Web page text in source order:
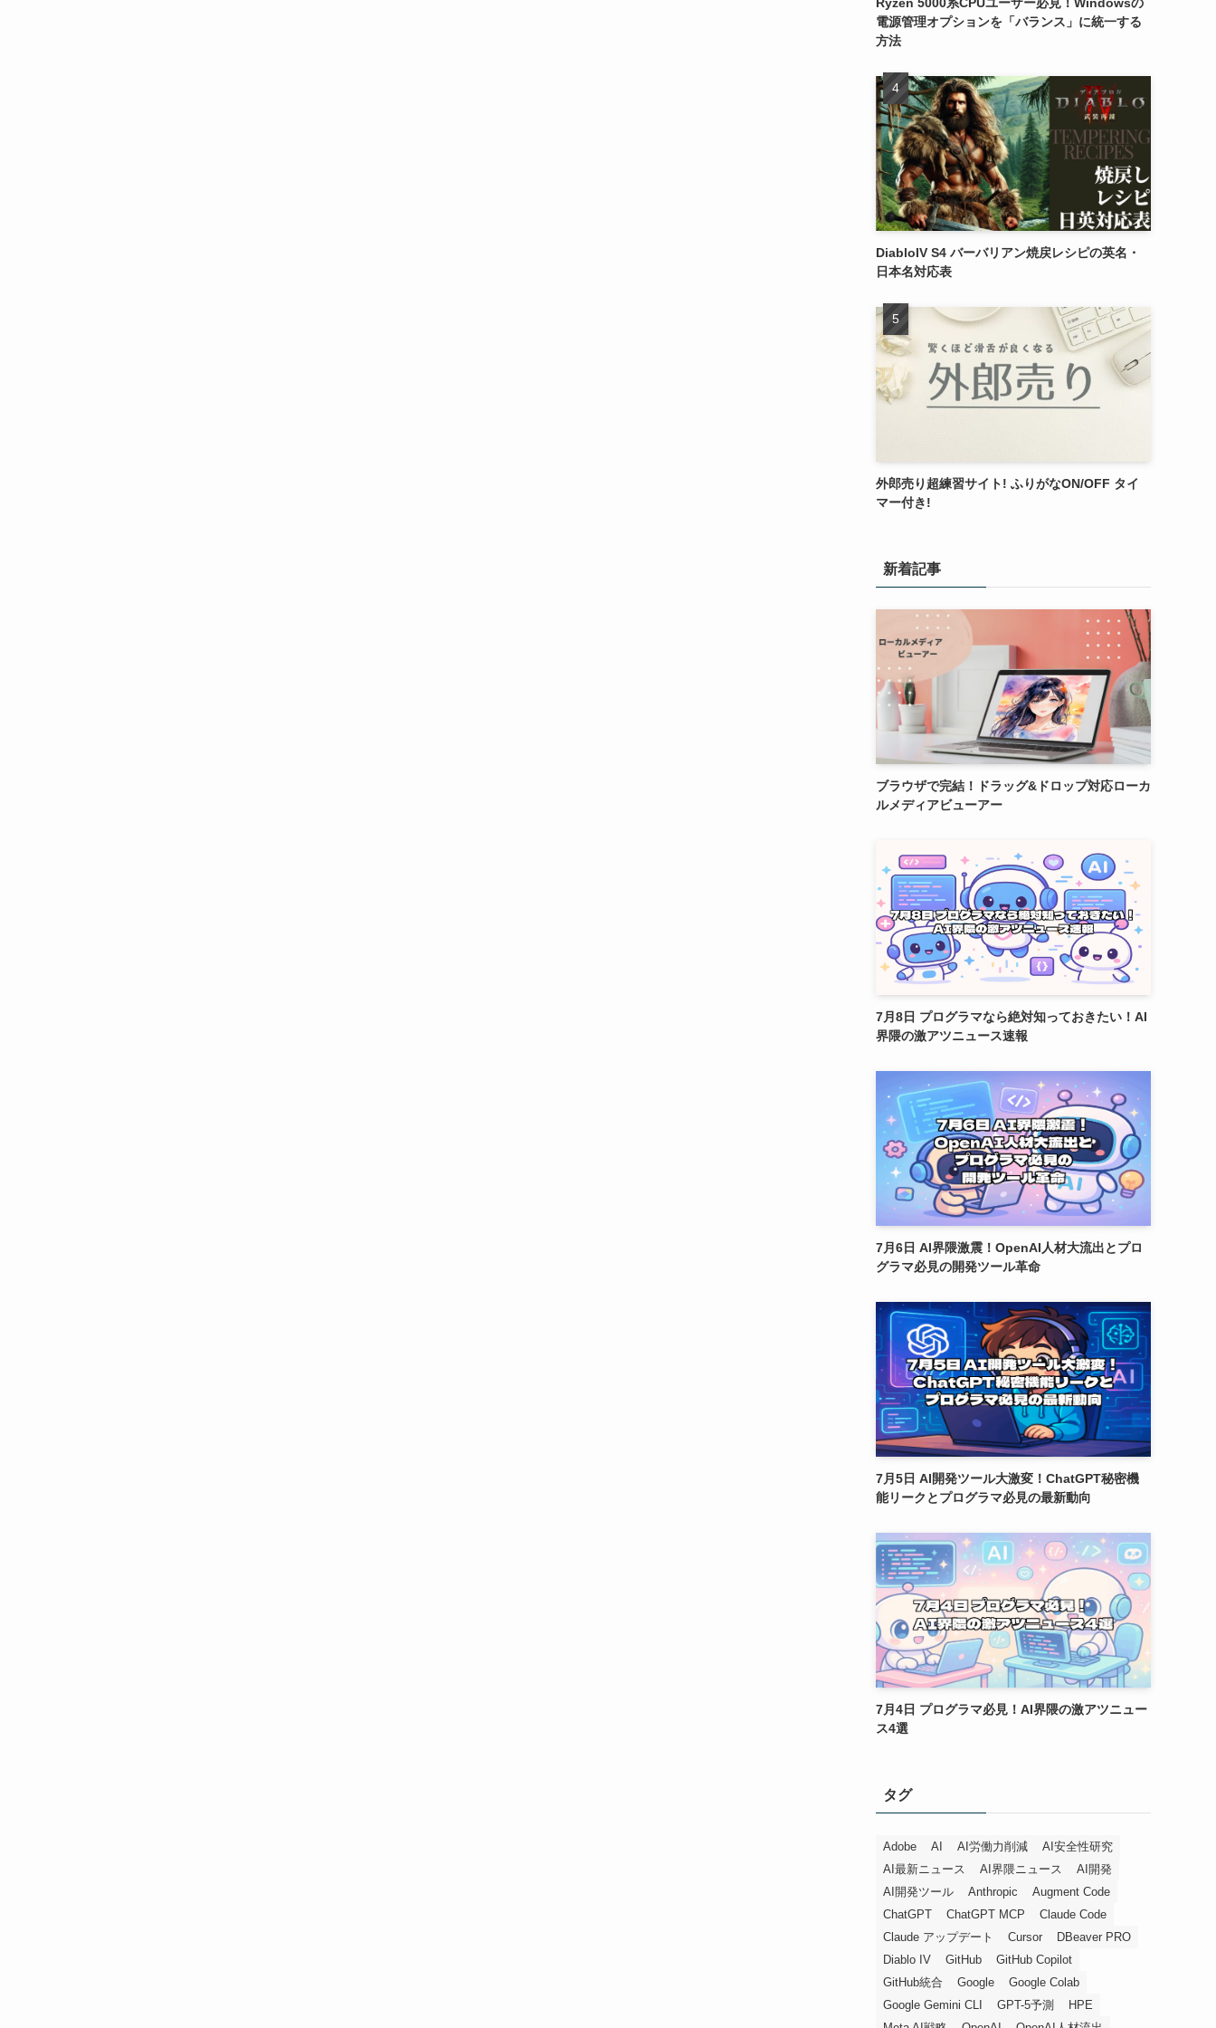
電源管理オプションを「バランス」に統一する
方法
DiabloIV S4 バーバリアン焼戻レシピの英名・
日本名対応表
外郎売り超練習サイト! ふりがなON/OFF タイ
マー付き!
新着記事
ブラウザで完結！ドラッグ&ドロップ対応ローカ
ルメディアビューアー
7月8日 プログラマなら絶対知っておきたい！AI
界隈の激アツニュース速報
7月6日 AI界隈激震！OpenAI人材大流出とプロ
グラマ必見の開発ツール革命
7月5日 AI開発ツール大激変！ChatGPT秘密機
能リークとプログラマ必見の最新動向
7月4日 プログラマ必見！AI界隈の激アツニュー
ス4選
タグ
Adobe AI AI労働力削減
AI安全性研究
AI最新ニュース
AI界隈ニュース
AI開発
AI開発ツール
Anthropic
Augment Code
ChatGPT
ChatGPT MCP
Claude Code
Claude アップデート
Cursor
DBeaver PRO
Diablo IV
GitHub
GitHub Copilot
GitHub統合
Google
Google Colab
Google Gemini CLI
GPT-5予測
HPE